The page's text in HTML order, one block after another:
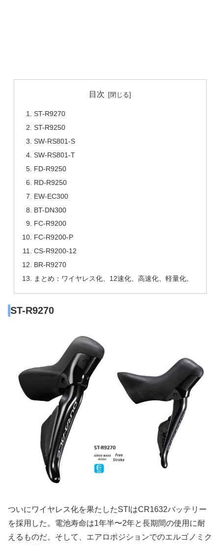
目次
ST-R9270
ST-R9250
SW-RS801-S
SW-RS801-T
FD-R9250
RD-R9250
EW-EC300
BT-DN300
FC-R9200
FC-R9200-P
CS-R9200-12
BR-R9270
まとめ：ワイヤレス化、12速化、高速化、軽量化。
ST-R9270
ついにワイヤレス化を果たしたSTIはCR1632バッテリー
を採用した。電池寿命は1年半〜2年と長期間の使用に耐
えるものだ。そして、エアロポジションでのエルゴノミク